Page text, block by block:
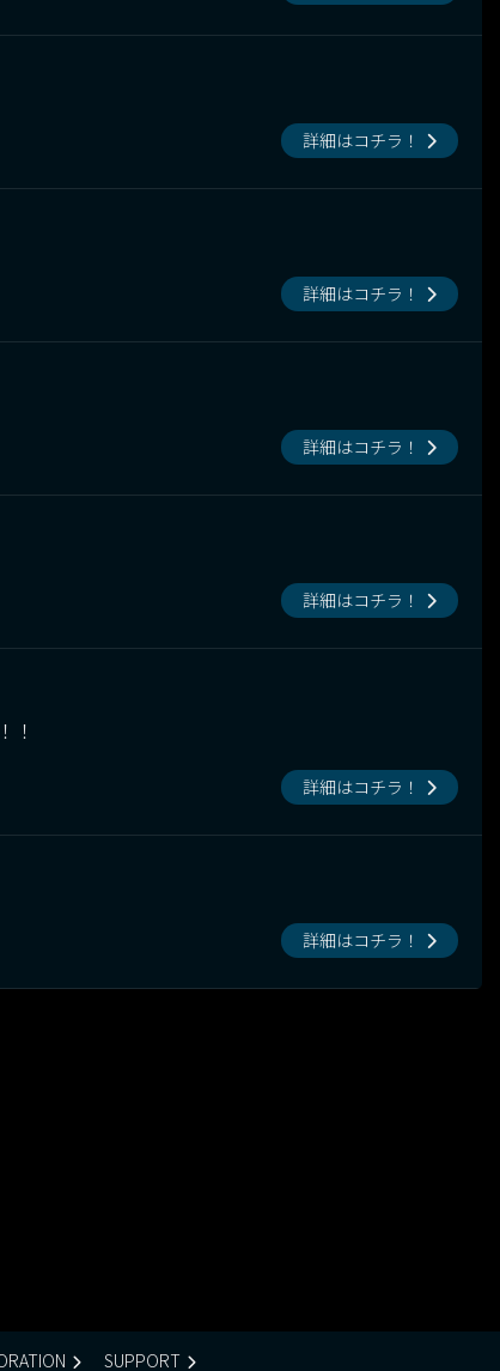
詳細はコチラ！
詳細はコチラ！
詳細はコチラ！
詳細はコチラ！
！
詳細はコチラ！
詳細はコチラ！
SUPPORT